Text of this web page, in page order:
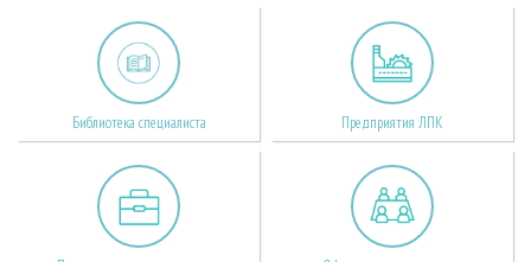
Библиотека специалиста Предприятия ЛПК